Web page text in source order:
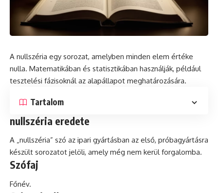
A nullszéria egy sorozat, amelyben minden elem értéke
nulla. Matematikában és statisztikában használják, például
tesztelési fázisoknál az alapállapot meghatározására.
Tartalom
nullszéria eredete
A „nullszéria” szó az ipari gyártásban az első, próbagyártásra
készült sorozatot jelöli, amely még nem kerül forgalomba.
Szófaj
Főnév.